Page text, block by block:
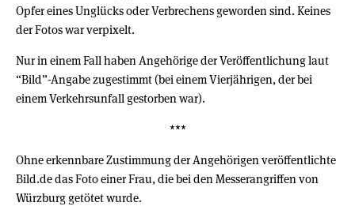
Opfer eines Unglücks oder Verbrechens geworden sind. Keines
der Fotos war verpixelt.
Nur in einem Fall haben Angehörige der Veröffentlichung laut
“Bild”-Angabe zugestimmt (bei einem Vierjährigen, der bei
einem Verkehrsunfall gestorben war).
***
Ohne erkennbare Zustimmung der Angehörigen veröffentlichte
Bild.de das Foto einer Frau, die bei den Messerangriffen von
Würzburg getötet wurde.